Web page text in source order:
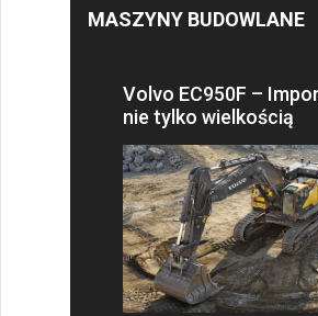
MASZYNY BUDOWLANE
Volvo EC950F –
nie tylko wielkością